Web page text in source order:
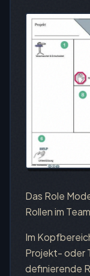
Das Role
Rollen im
Im
Projekt- oder
definierende